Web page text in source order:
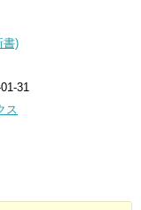
書)
31
ス